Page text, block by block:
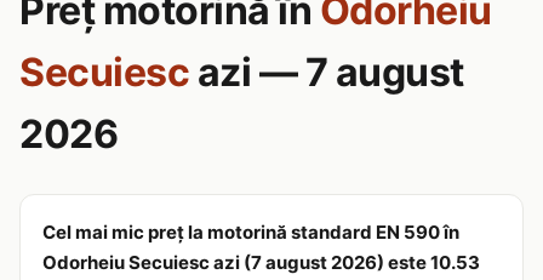
Preț motorină în Odorheiu
Secuiesc azi — 7 august
2026
Cel mai mic preț la motorină standard EN 590 în
Odorheiu Secuiesc azi (7 august 2026) este 10.53